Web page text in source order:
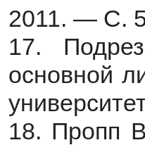
2011. — С.
17.
основной
18. Пропп